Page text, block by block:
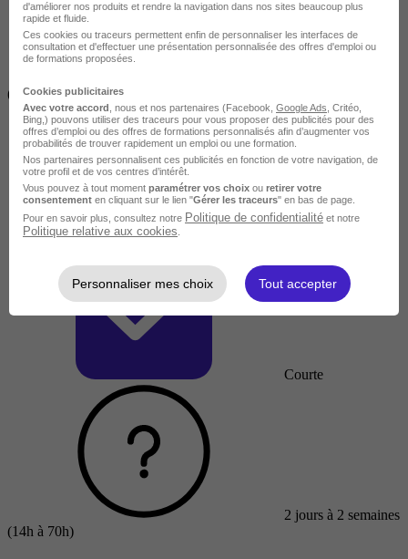
(14h)
Courte
2 jours à 2 semaines
(14h à 70h)
d'améliorer nos produits et rendre la navigation dans nos sites beaucoup plus
rapide et fluide.
Ces cookies ou traceurs permettent enfin de personnaliser les interfaces de
consultation et d'effectuer une présentation personnalisée des offres d'emploi ou
de formations proposées.
Cookies publicitaires
Avec votre accord , nous et nos partenaires (Facebook, Google Ads , Critéo,
Bing,) pouvons utiliser des traceurs pour vous proposer des publicités pour des
offres d’emploi ou des offres de formations personnalisés afin d’augmenter vos
probabilités de trouver rapidement un emploi ou une formation.
Nos partenaires personnalisent ces publicités en fonction de votre navigation, de
votre profil et de vos centres d’intérêt.
Vous pouvez à tout moment paramétrer vos choix ou retirer votre
consentement en cliquant sur le lien "Gérer les traceurs" en bas de page.
Pour en savoir plus, consultez notre Politique de confidentialité et notre
Politique relative aux cookies
Personnaliser mes choix Tout accepter